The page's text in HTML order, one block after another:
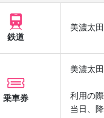
鉄道
美濃太
乗車券
美濃太
利用の
当日、